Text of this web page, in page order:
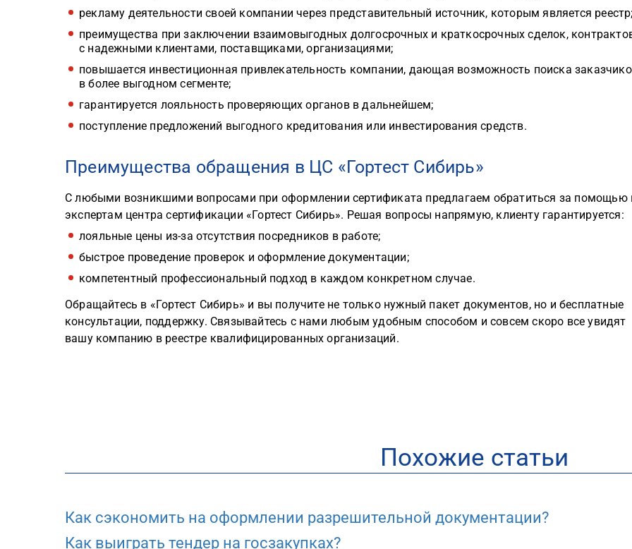
рекламу деятельности своей компании через представительный источник, которым является
преимущества при заключении взаимовыгодных долгосрочных и краткосрочных сделок,
с надежными клиентами, поставщиками, организациями;
повышается инвестиционная привлекательность компании, дающая возможность поиска
в более выгодном сегменте;
гарантируется лояльность проверяющих органов в дальнейшем;
поступление предложений выгодного кредитования или инвестирования средств.
Преимущества обращения в ЦС «Гортест Сибирь»
С любыми возникшими вопросами при оформлении сертификата предлагаем обратиться за помощью
экспертам центра сертификации «Гортест Сибирь». Решая вопросы напрямую, клиенту гарантируется:
лояльные цены из-за отсутствия посредников в работе;
быстрое проведение проверок и оформление документации;
компетентный профессиональный подход в каждом конкретном случае.
Обращайтесь в «Гортест Сибирь» и вы получите не только нужный пакет документов, но и бесплатные
консультации, поддержку. Связывайтесь с нами любым удобным способом и совсем скоро все увидят
вашу компанию в реестре квалифицированных организаций.
Похожие статьи
Как сэкономить на оформлении разрешительной документации?
Как выиграть тендер на госзакупках?